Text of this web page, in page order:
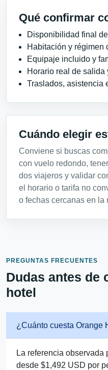
Qué confirmar
Disponibilidad final
Habitación y régimen
Equipaje incluido y
Horario real de salida
Traslados, asistencia
Cuándo elegir
Conviene si buscas
con vuelo redondo,
dos viajeros y validar
el horario o tarifa no
o fechas cercanas en la
PREGUNTAS FRECUENTES
Dudas antes de
hotel
¿Cuánto cuesta Orange
La referencia observada
desde $1,492 USD por